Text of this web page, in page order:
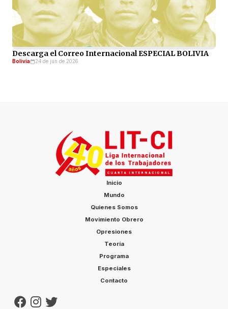
Descarga el Correo Internacional ESPECIAL BOLIVIA
Bolivia 24 de jun de 2026
Inicio
Mundo
Quienes Somos
Movimiento Obrero
Opresiones
Teoría
Programa
Especiales
Contacto